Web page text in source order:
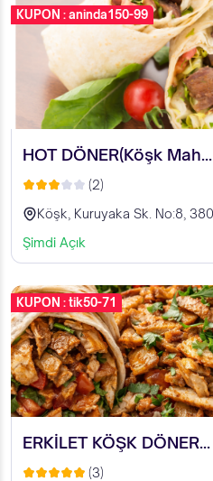
KUPON : aninda150-99
HOT DÖNER(Köşk Mah...
(2)
Şimdi Açık
KUPON : tik50-71
ERKİLET KÖŞK DÖNER...
(3)